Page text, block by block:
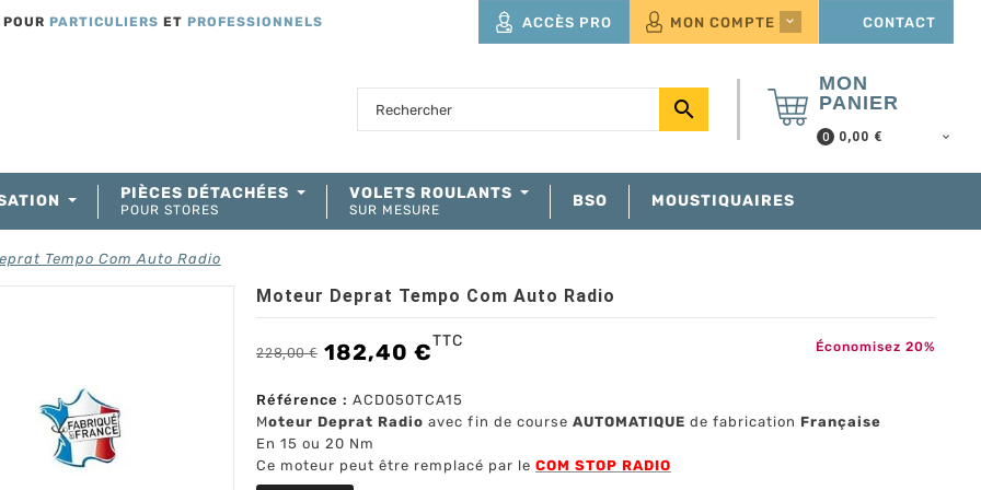
PARTICULIERS ET PROFESSIONNELS ACCÈS PRO MON COMPTE  CONTACT

MON
PANIER
0 0,00 €
PIÈCES DÉTACHÉES
POUR STORES
VOLETS ROULANTS
SUR MESURE BSO MOUSTIQUAIRES
Tempo Com Auto Radio
Moteur Deprat Tempo Com Auto Radio
228,00 € 182,40 €TTC Économisez 20%
Référence : ACD050TCA15
Moteur Deprat Radio avec fin de course AUTOMATIQUE de fabrication Française
En 15 ou 20 Nm
Ce moteur peut être remplacé par le COM STOP RADIO